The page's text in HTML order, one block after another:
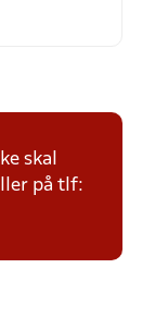
skal
på tlf: